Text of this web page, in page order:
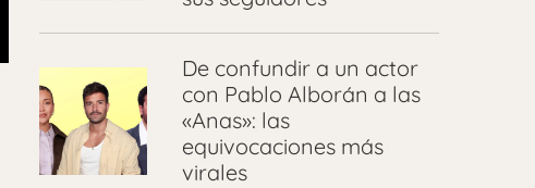
De confundir a un actor
con Pablo Alborán a las
«Anas»: las
equivocaciones más
virales